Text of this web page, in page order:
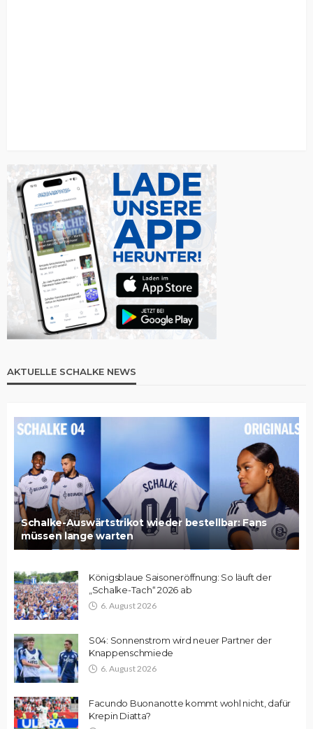
AKTUELLE SCHALKE NEWS
Schalke-Auswärtstrikot wieder bestellbar: Fans
müssen lange warten
Königsblaue Saisoneröffnung: So läuft der
„Schalke-Tach“ 2026 ab
6. August 2026
S04: Sonnenstrom wird neuer Partner der
Knappenschmiede
6. August 2026
Facundo Buonanotte kommt wohl nicht, dafür
Krepin Diatta?